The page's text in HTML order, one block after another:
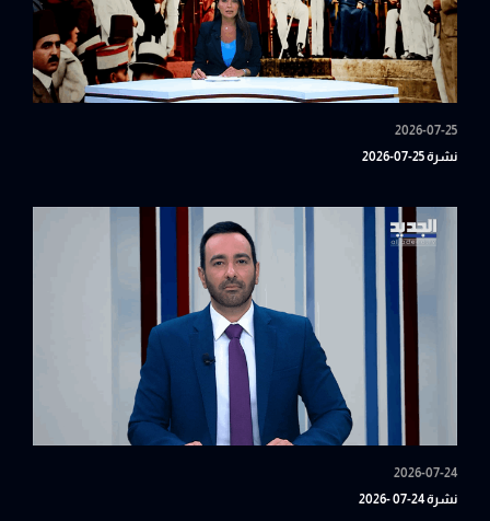
2026-07-25
نشرة 25-07-2026
2026-07-24
نشرة 24-07 -2026